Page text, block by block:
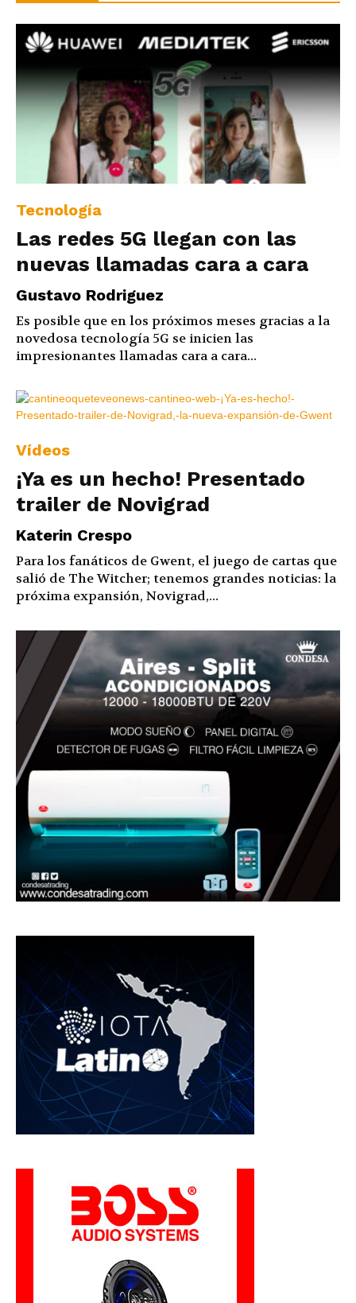
Tecnología
Las redes 5G llegan con las
nuevas llamadas cara a cara
Gustavo Rodriguez
Es posible que en los próximos meses gracias a la
novedosa tecnología 5G se inicien las
impresionantes llamadas cara a cara...
Vídeos
¡Ya es un hecho! Presentado
trailer de Novigrad
Katerin Crespo
Para los fanáticos de Gwent, el juego de cartas que
salió de The Witcher; tenemos grandes noticias: la
próxima expansión, Novigrad,...